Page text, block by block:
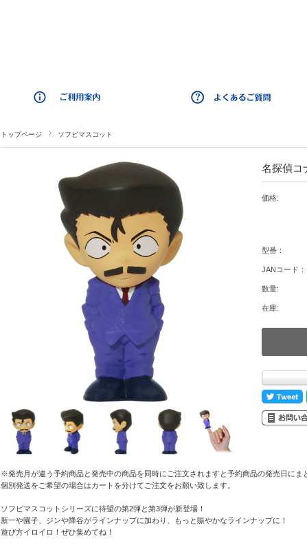
トップページ ソフビマスコット
名探偵
価格:
型番：
JANコード：
数量:
在庫:
※発売月が違う予約商品と発売中の商品を同時にご注文されますと予約商品の発売日にま
個別発送をご希望の場合はカートを分けてご注文をお願い致します。
ソフビマスコットシリーズに待望の第2弾と第3弾が新登場！
新一や園子、ジンや降谷がラインナップに加わり、もっと賑やかなラインナップに！
遊び方イロイロ！ぜひ集めてね！